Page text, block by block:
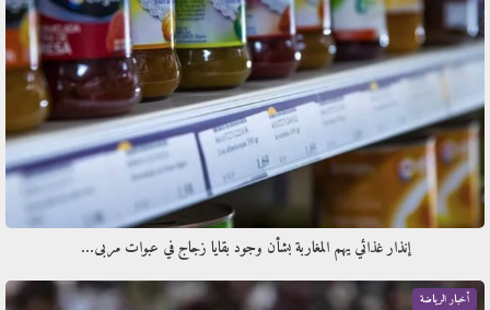
إنذار غذائي يهم المغاربة بشأن وجود بقايا زجاج في عبوات مربى…
أخبار الرياضة